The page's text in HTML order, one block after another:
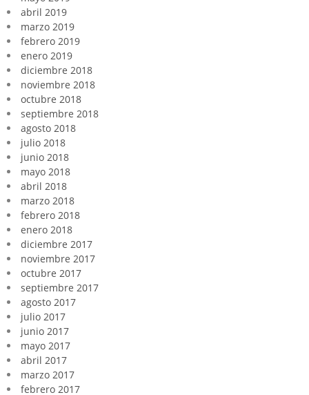
abril 2019
marzo 2019
febrero 2019
enero 2019
diciembre 2018
noviembre 2018
octubre 2018
septiembre 2018
agosto 2018
julio 2018
junio 2018
mayo 2018
abril 2018
marzo 2018
febrero 2018
enero 2018
diciembre 2017
noviembre 2017
octubre 2017
septiembre 2017
agosto 2017
julio 2017
junio 2017
mayo 2017
abril 2017
marzo 2017
febrero 2017